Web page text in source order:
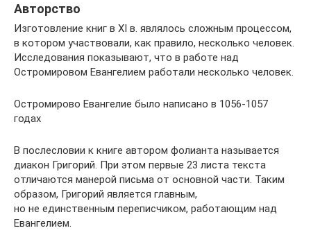
Авторство
Изготовление книг в XI в. являлось сложным процессом,
в котором участвовали, как правило, несколько человек.
Исследования показывают, что в работе над
Остромировом Евангелием работали несколько человек.
Остромирово Евангелие было написано в 1056-1057
годах
В послесловии к книге автором фолианта называется
диакон Григорий. При этом первые 23 листа текста
отличаются манерой письма от основной части. Таким
образом, Григорий является главным,
но не единственным переписчиком, работающим над
Евангелием.